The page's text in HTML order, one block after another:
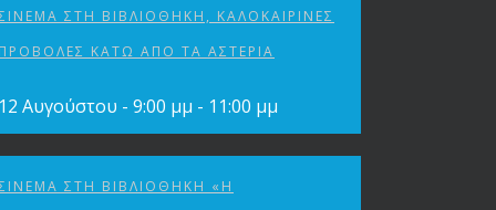
ΣΤΗ ΒΙΒΛΙΟΘΉΚΗ, ΚΑΛΟΚΑΙΡΙΝΈΣ
ΠΡΟΒΟΛΈΣ ΚΆΤΩ ΑΠΌ ΤΑ ΑΣΤΈΡΙΑ
12 Αυγούστου - 9:00 μμ - 11:00 μμ
ΣΤΗ ΒΙΒΛΙΟΘΉΚΗ «Η